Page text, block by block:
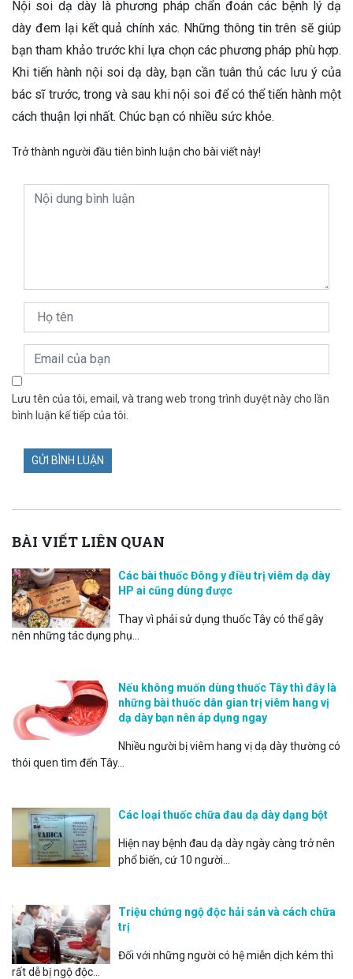
Nội soi dạ dày là phương pháp chẩn đoán các bệnh lý dạ
dày đem lại kết quả chính xác. Những thông tin trên sẽ giúp
bạn tham khảo trước khi lựa chọn các phương pháp phù hợp.
Khi tiến hành nội soi dạ dày, bạn cần tuân thủ các lưu ý của
bác sĩ trước, trong và sau khi nội soi để có thể tiến hành một
cách thuận lợi nhất. Chúc bạn có nhiều sức khỏe.
Trở thành người đầu tiên bình luận cho bài viết này!
Lưu tên của tôi, email, và trang web trong trình duyệt này cho lần
bình luận kế tiếp của tôi.
BÀI VIẾT LIÊN QUAN
Các bài thuốc Đông y điều trị viêm dạ dày
HP ai cũng dùng được
Thay vì phải sử dụng thuốc Tây có thể gây
nên những tác dụng phụ...
Nếu không muốn dùng thuốc Tây thì đây là
những bài thuốc dân gian trị viêm hang vị
dạ dày bạn nên áp dụng ngay
Nhiều người bị viêm hang vị dạ dày thường có
thói quen tìm đến Tây...
Các loại thuốc chữa đau dạ dày dạng bột
Hiện nay bệnh đau dạ dày ngày càng trở nên
phổ biến, cứ 10 người...
Triệu chứng ngộ độc hải sản và cách chữa
trị
Đối với những người có hệ miễn dịch kém thì
rất dễ bị ngộ độc...